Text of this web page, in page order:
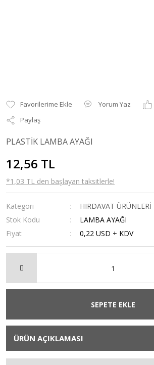
Yorum Yaz
Paylaş
PLASTİK LAMBA AYAĞI
12,56 TL
*1,03 TL den başlayan taksitlerle!
Kategori
HIRDAVAT ÜRÜNLERİ
Stok Kodu
LAMBA AYAĞI
Fiyat
0,22 USD + KDV
SEPETE EKLE
ÜRÜN AÇIKLAMASI